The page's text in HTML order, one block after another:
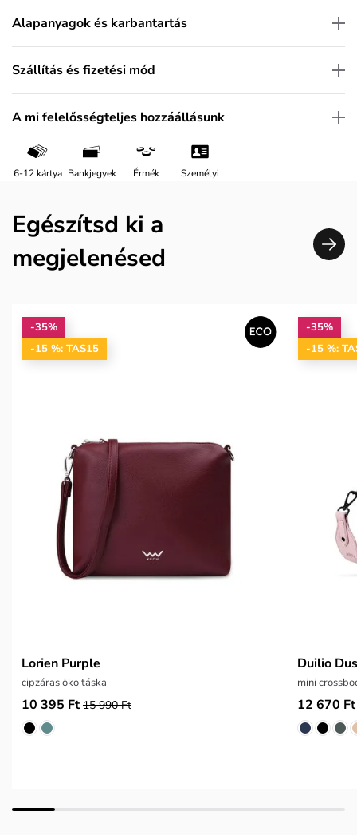
Alapanyagok és karbantartás
Szállítás és fizetési mód
A mi felelősségteljes hozzáállásunk
6-12 kártya Bankjegyek Érmék Személyi
Egészítsd ki a
megjelenésed
-35%
-15 %: TAS15
Lorien Purple
cipzáras öko táska
10 395 Ft 15 990 Ft
-35%
-15 %:
Duilio
mini
12 670 Ft